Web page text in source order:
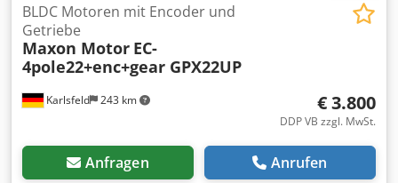
Karlsfeld 243 km
BLDC Motoren mit Encoder und
Getriebe
Maxon Motor EC-
4pole22+enc+gear GPX22UP
€ 3.800
DDP VB zzgl. MwSt.
Anfragen Anrufen